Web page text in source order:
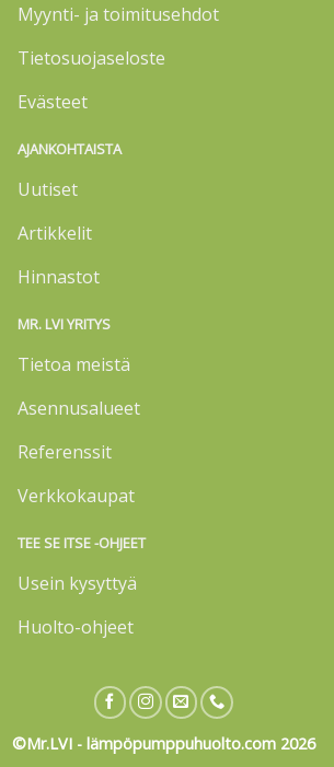
Myynti- ja toimitusehdot
Tietosuojaseloste
Evästeet
AJANKOHTAISTA
Uutiset
Artikkelit
Hinnastot
MR. LVI YRITYS
Tietoa meistä
Asennusalueet
Referenssit
Verkkokaupat
TEE SE ITSE -OHJEET
Usein kysyttyä
Huolto-ohjeet
©Mr.LVI - lämpöpumppuhuolto.com 2026